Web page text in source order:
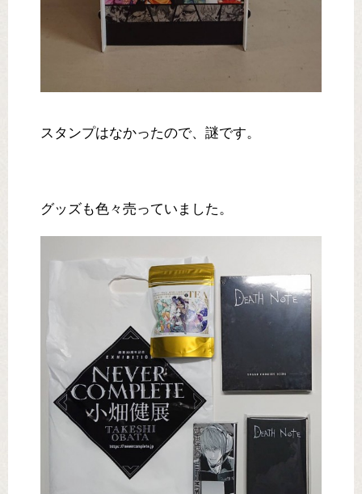
スタンプはなかったので、謎です。
グッズも色々売っていました。